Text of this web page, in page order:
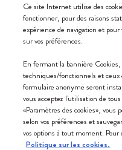
Moleskine ® est une marque
Italia - P. IVA / CCIAA n.
Soc. €2.181.513,42
Ce site Internet utilise des
fonctionner, pour des raisons
expérience de navigation et
sur vos préférences.
En fermant la bannière Cookies,
techniques/fonctionnels et
formulaire anonyme seront
vous acceptez l'utilisation de
«Paramètres des cookies», vous
selon vos préférences et
vos options à tout moment.
Politique sur les cookies.